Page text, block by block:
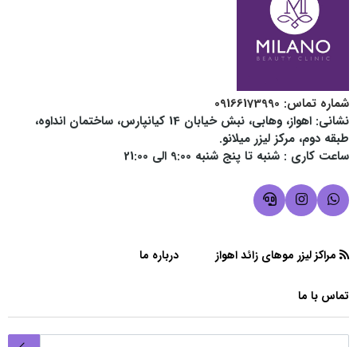
شماره تماس‌: 09166173990
نشانی: اهواز، وهابی، نبش خیابان 14 کیانپارس، ساختمان انداوه،
طبقه دوم، مرکز لیزر میلانو.
ساعت کاری : شنبه تا پنج شنبه 9:00 الی 21:00
مراکز لیزر موهای زائد اهواز درباره ما
تماس با ما